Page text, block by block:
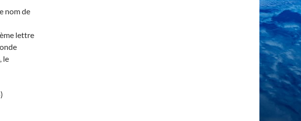
nom de
lettre
le